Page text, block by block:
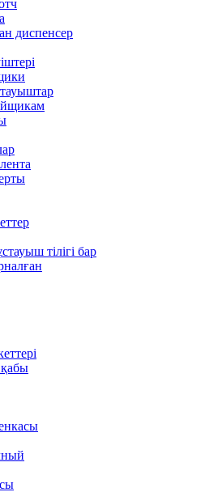
диспенсер
тілігі бар